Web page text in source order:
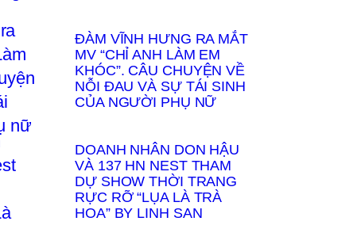
ĐÀM VĨNH HƯNG RA MẮT
MV “CHỈ ANH LÀM EM
KHÓC”. CÂU CHUYỆN VỀ
NỖI ĐAU VÀ SỰ TÁI SINH
CỦA NGƯỜI PHỤ NỮ
DOANH NHÂN DON HẬU
VÀ 137 HN NEST THAM
DỰ SHOW THỜI TRANG
RỰC RỠ “LỤA LÀ TRÀ
HOA” BY LINH SAN